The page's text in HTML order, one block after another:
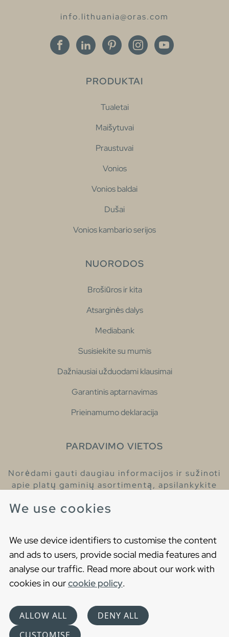
We use cookies
We use device identifiers to customise the content
and ads to users, provide social media features and
analyse our traffic. Read more about our work with
cookies in ourcookie policy.
ALLOW ALL
DENY ALL
info.lithuania@oras.com
PRODUKTAI
Tualetai
Maišytuvai
Praustuvai
Vonios
Vonios baldai
Dušai
Vonios kambario serijos
NUORODOS
Brošiūros ir kita
Atsarginės dalys
Mediabank
Susisiekite su mumis
Dažniausiai užduodami klausimai
Garantinis aptarnavimas
Prieinamumo deklaracija
PARDAVIMO VIETOS
Norėdami gauti daugiau informacijos ir sužinoti
apie platų gaminių asortimentą, apsilankykite
Cookies
Privatumo politika
Choose language